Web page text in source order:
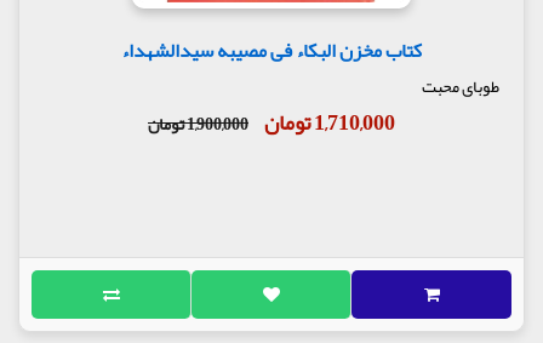
عزیزش حسین (علیه السلام) و دیگر برادران و فرزندان
خویش را از دست داده بود، قوّت ایمان، ثبات اعتقاد،
گذشتن از خود و فنا شدن وی را در خداوند می رساند.
زینب بر اثر توجه و تربیت خمسه طیبه، آنچنان روح بزرگ
مخدّره چنان در برابر شداید و محن ایستادگی کرد که اگر
اندکی از بسیار آن، بر اذیال جبال راسیات گذاشته شود
آب می گردد، ولی این مخدره مظلومه، یکه و تنها، غریب و
بی کس «کالجبل الراسخ...» در مقابل همه ایستادگی کرد.
کتاب مخزن البکاء فی مصیبه سیدالشهداء
طوبای محبت
1,710,000 تومان 1,900,000 تومان